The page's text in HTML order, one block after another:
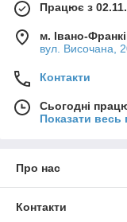
Працює з
м. Івано-
вул. Височана,
Контакти
Сьогодні
Показати весь
Про нас
Контакти